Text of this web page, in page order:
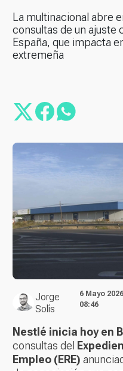
La multinacional abre
consultas de un ajuste
España, que impacta
extremeña
Jorge
Solís
6 Mayo
08:46
Nestlé inicia hoy en
consultas del
Empleo (ERE)